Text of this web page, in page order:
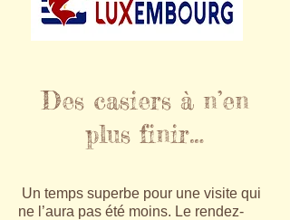
Des casiers à n’en
plus finir…
Un temps superbe pour une visite qui
ne l’aura pas été moins. Le rendez-